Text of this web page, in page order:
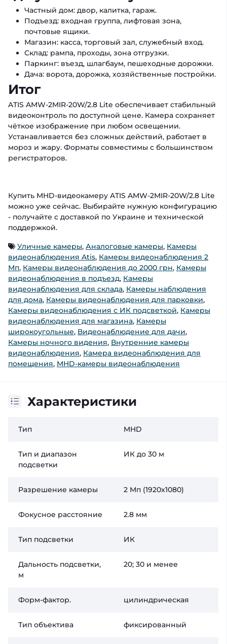
Частный дом: двор, калитка, гараж.
Подъезд: входная группа, лифтовая зона,
почтовые ящики.
Магазин: касса, торговый зал, служебный вход.
Склад: рампа, проходы, зона отгрузки.
Паркинг: въезд, шлагбаум, пешеходные дорожки.
Дача: ворота, дорожка, хозяйственные постройки.
Итог
ATIS AMW-2MIR-20W/2.8 Lite обеспечивает стабильный
видеоконтроль по доступной цене. Камера сохраняет
чёткое изображение при любом освещении.
Устанавливается без сложных действий, работает в
мороз и жару. Форматы совместимы с большинством
регистраторов.
Купить MHD-видеокамеру ATIS AMW-2MIR-20W/2.8 Lite
можно уже сейчас. Выбирайте нужную конфигурацию
- получайте с доставкой по Украине и технической
поддержкой.
Уличные камеры, Аналоговые камеры, Камеры
видеонаблюдения Atis, Камеры видеонаблюдения 2
Мп, Камеры видеонаблюдения до 2000 грн, Камеры
видеонаблюдения в подъезд, Камеры
видеонаблюдения для склада, Камеры наблюдения
для дома, Камеры видеонаблюдения для парковки,
Камеры видеонаблюдения с ИК подсветкой, Камеры
видеонаблюдения для магазина, Камеры
широкоугольные, Видеонаблюдение для дачи,
Камеры ночного видения, Внутренние камеры
видеонаблюдения, Камера видеонаблюдения для
помещения, MHD-камеры видеонаблюдения
Характеристики
Тип MHD
Тип и диапазон
подсветки
ИК до 30 м
Разрешение камеры 2 Мп (1920x1080)
Фокусное расстояние 2.8 мм
Тип подсветки ИК
Дальность подсветки,
м
20; 30 и менее
Форм-фактор. цилиндрическая
Тип объектива фиксированный